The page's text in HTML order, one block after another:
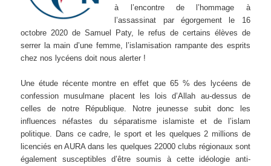
à l’encontre de l’hommage à
l’assassinat par égorgement le 16
octobre 2020 de Samuel Paty, le refus de certains élèves de
serrer la main d’une femme, l’islamisation rampante des esprits
chez nos lycéens doit nous alerter !
Une étude récente montre en effet que 65 % des lycéens de
confession musulmane placent les lois d’Allah au-dessus de
celles de notre République. Notre jeunesse subit donc les
influences néfastes du séparatisme islamiste et de l’islam
politique. Dans ce cadre, le sport et les quelques 2 millions de
licenciés en AURA dans les quelques 22000 clubs régionaux sont
également susceptibles d’être soumis à cette idéologie anti-